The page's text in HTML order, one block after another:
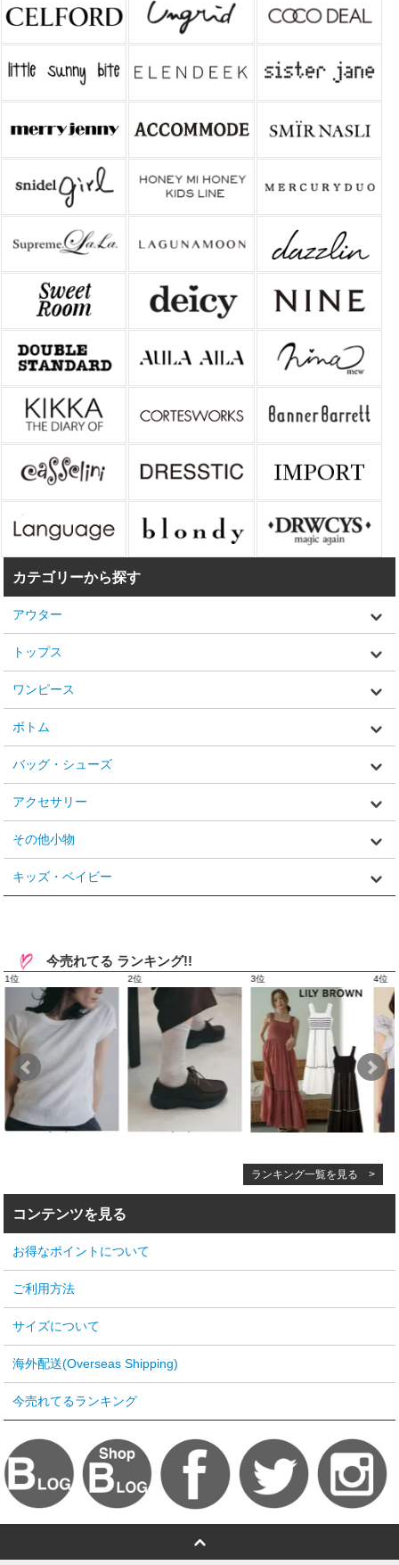
カテゴリーから探す
アウター
トップス
ワンピース
ボトム
バッグ・シューズ
アクセサリー
その他小物
キッズ・ベイビー
今売れてる ランキング!!
ランキング一覧を見る >
コンテンツを見る
お得なポイントについて
ご利用方法
サイズについて
海外配送(Overseas Shipping)
今売れてるランキング